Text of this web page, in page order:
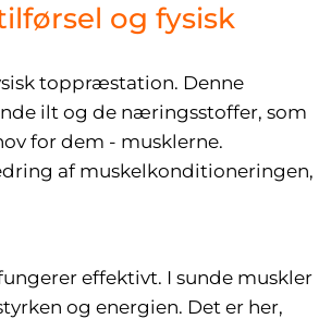
og fysisk
toppræstation. Denne
ilt og de næringsstoffer, som
for dem - musklerne.
af muskelkonditioneringen,
effektivt. I sunde muskler
og energien. Det er her,